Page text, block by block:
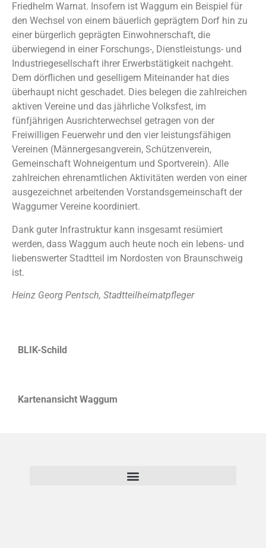
Friedhelm Warnat. Insofern ist Waggum ein Beispiel für
den Wechsel von einem bäuerlich geprägtem Dorf hin zu
einer bürgerlich geprägten Einwohnerschaft, die
überwiegend in einer Forschungs-, Dienstleistungs- und
Industriegesellschaft ihrer Erwerbstätigkeit nachgeht.
Dem dörflichen und geselligem Miteinander hat dies
überhaupt nicht geschadet. Dies belegen die zahlreichen
aktiven Vereine und das jährliche Volksfest, im
fünfjährigen Ausrichterwechsel getragen von der
Freiwilligen Feuerwehr und den vier leistungsfähigen
Vereinen (Männergesangverein, Schützenverein,
Gemeinschaft Wohneigentum und Sportverein). Alle
zahlreichen ehrenamtlichen Aktivitäten werden von einer
ausgezeichnet arbeitenden Vorstandsgemeinschaft der
Waggumer Vereine koordiniert.
Dank guter Infrastruktur kann insgesamt resümiert
werden, dass Waggum auch heute noch ein lebens- und
liebenswerter Stadtteil im Nordosten von Braunschweig
ist.
Heinz Georg Pentsch, Stadtteilheimatpfleger
BLIK-Schild
Kartenansicht Waggum